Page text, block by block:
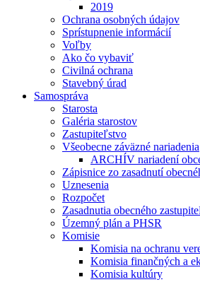
2019
Ochrana osobných údajov
Sprístupnenie informácií
Voľby
Ako čo vybaviť
Civilná ochrana
Stavebný úrad
Samospráva
Starosta
Galéria starostov
Zastupiteľstvo
Všeobecne záväzné nariadenia
ARCHÍV nariadení
Zápisnice zo zasadnutí
Uznesenia
Rozpočet
Zasadnutia obecného
Územný plán a PHSR
Komisie
Komisia na ochranu
Komisia finančných a
Komisia kultúry